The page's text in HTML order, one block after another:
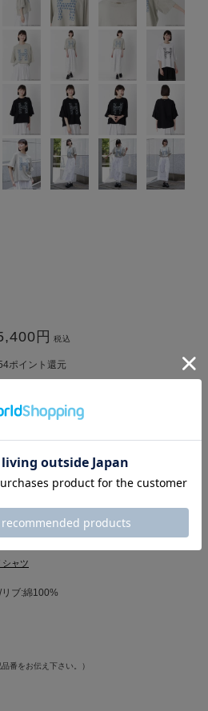
円 税込
ポイント還元
・カラーを選択する
テム。
胆なHロゴはドット仕様でグラデーション
に仕上げました。
をポイントで入れ、可愛らしさも加えま
施し、H.A.Kらしさを加えた１枚です。
テーマにしました。
感が魅力の素材です。
もっと見る
シャツ
ブ:綿100%
番をお伝え下さい。）